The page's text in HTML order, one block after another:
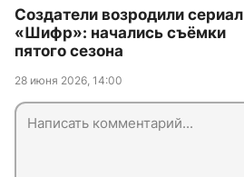
Создатели возродили сериал
«Шифр»: начались съёмки
пятого сезона
28 июня 2026, 14:00